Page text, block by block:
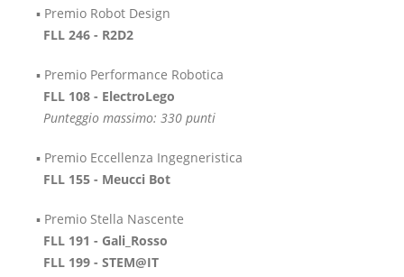
▪️ Premio Robot Design
FLL 246 - R2D2
▪️ Premio Performance Robotica
FLL 108 - ElectroLego
Punteggio massimo: 330 punti
▪️ Premio Eccellenza Ingegneristica
FLL 155 - Meucci Bot
▪️ Premio Stella Nascente
FLL 191 - Gali_Rosso
FLL 199 - STEM@IT